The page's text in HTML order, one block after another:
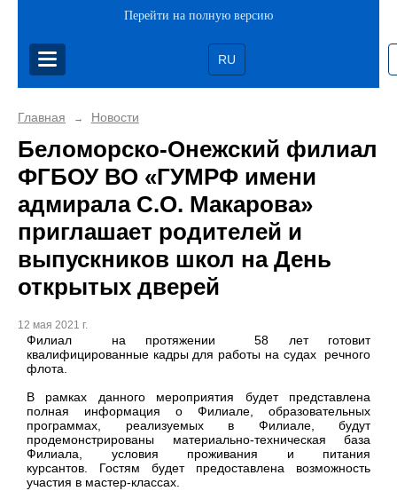
Перейти на полную версию
RU
Главная → Новости
Беломорско-Онежский филиал
ФГБОУ ВО «ГУМРФ имени
адмирала С.О. Макарова»
приглашает родителей и
выпускников школ на День
открытых дверей
12 мая 2021 г.
Филиал на протяжении 58 лет готовит
квалифицированные кадры для работы на судах речного
флота.
В рамках данного мероприятия будет представлена
полная информация о Филиале, образовательных
программах, реализуемых в Филиале, будут
продемонстрированы материально-техническая база
Филиала, условия проживания и питания
курсантов. Гостям будет предоставлена возможность
участия в мастер-классах.